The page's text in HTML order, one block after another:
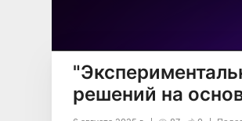
решений на